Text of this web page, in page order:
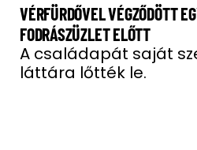
VÉRFÜRDŐVEL VÉGZŐDÖTT
FODRÁSZÜZLET ELŐTT
A családapát saját
láttára lőtték le.